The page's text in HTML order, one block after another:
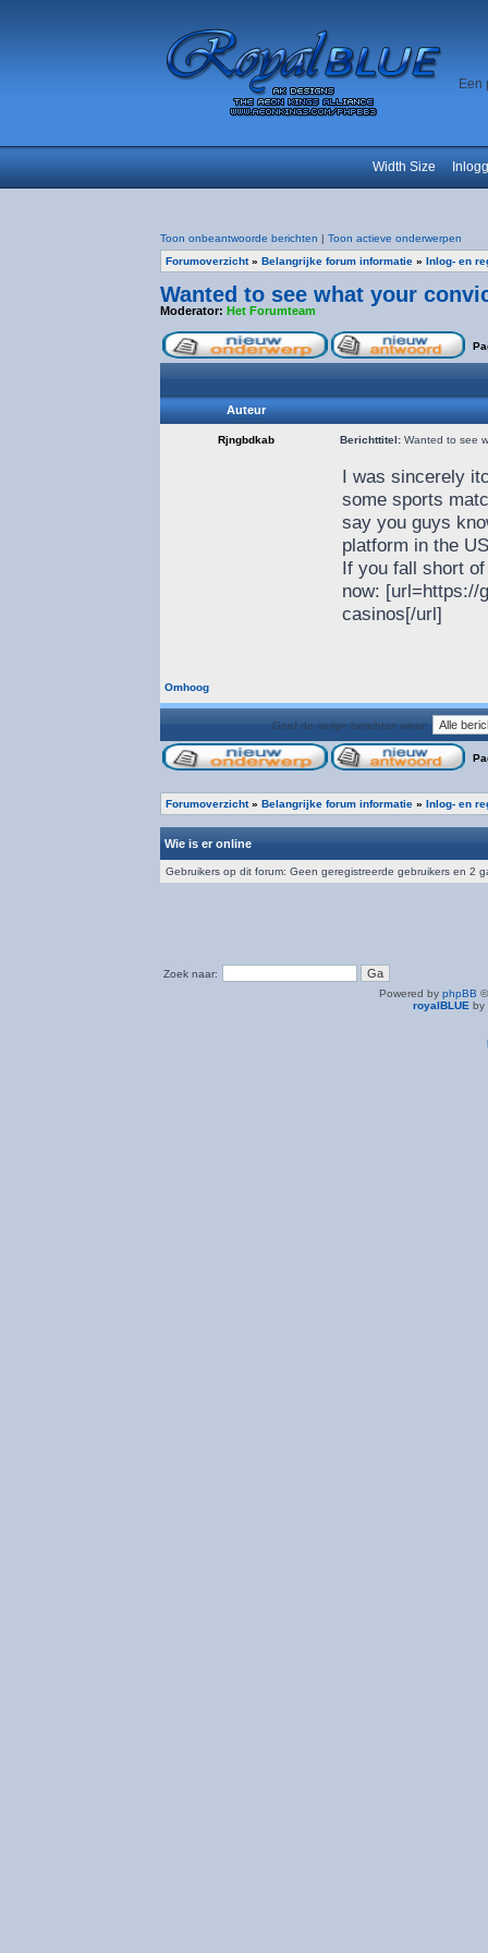
Een
Width Size
Toon onbeantwoorde berichten | Toon actieve onderwerpen
Forumoverzicht» Belangrijke forum informatie » Inlog- en
Wanted to see what your
Moderator: Het Forumteam
Auteur
Rjngbdkab Berichttitel: Wanted to see
I was sincerely
some sports
say you guys
platform in the
If you fall short
now: [url=https://
casinos[/url]
Omhoog
Geef de vorige berichten weer:
Forumoverzicht» Belangrijke forum informatie » Inlog- en
Wie is er online
Gebruikers op dit forum: Geen geregistreerde gebruikers en 2
Zoek naar:
Powered by phpBB
royalBLUE by